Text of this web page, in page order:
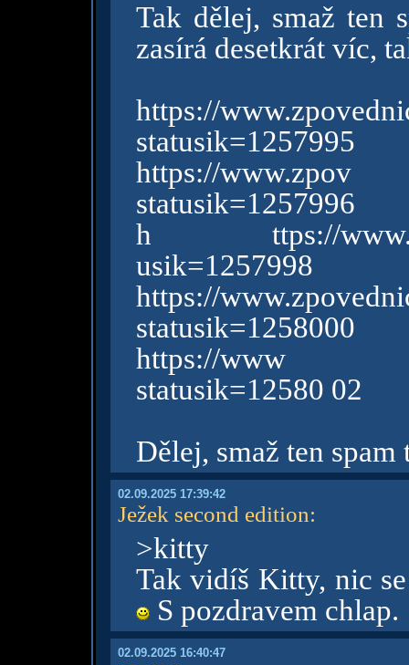
Tak dělej, smaž ten
zasírá desetkrát víc,
https://
statusik=1257995
https://
statusik=1257996
h ttps://
usik=1257998
https://
statusik=1258000
https://www
statusik=12580 02
Dělej, smaž ten
02.09.2025 17:39:42
Ježek second edition:
>kitty
Tak vidíš Kitty, nic
S pozdravem chlap.
02.09.2025 16:40:47